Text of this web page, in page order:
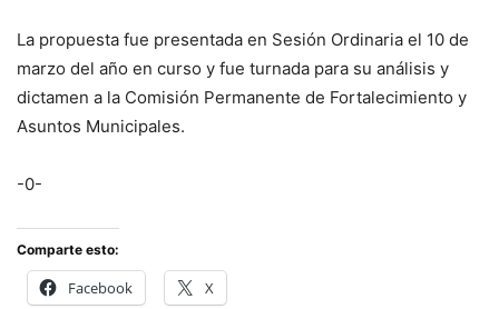
La propuesta fue presentada en Sesión Ordinaria el 10 de
marzo del año en curso y fue turnada para su análisis y
dictamen a la Comisión Permanente de Fortalecimiento y
Asuntos Municipales.
-0-
Comparte esto:
Facebook X